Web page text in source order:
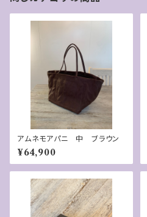
アムネモアパニ 中 ブラウン
¥64,900